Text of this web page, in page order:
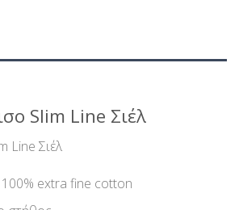
Slim Line Σιέλ
Line Σιέλ
100% extra fine cotton